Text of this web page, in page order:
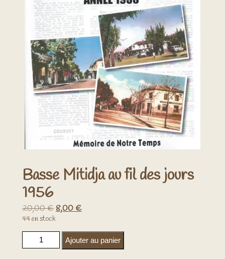
Basse Mitidja au fil des jours
1956
20,00€ Le
prix
initial
était :
20,00 €.
8,00€Le
est :
8,00 €.
44 en stock
quantité de Basse Mitidja au fil des jours 1956
Ajouter au panier